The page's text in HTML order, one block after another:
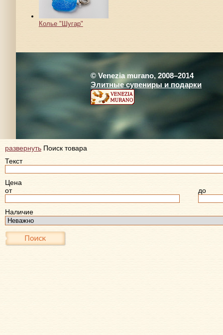
Колье "Шугар"
© Venezia murano, 2008–2014
Элитные сувениры и подарки
развернуть Поиск товара
Текст
Цена
от
до
Наличие